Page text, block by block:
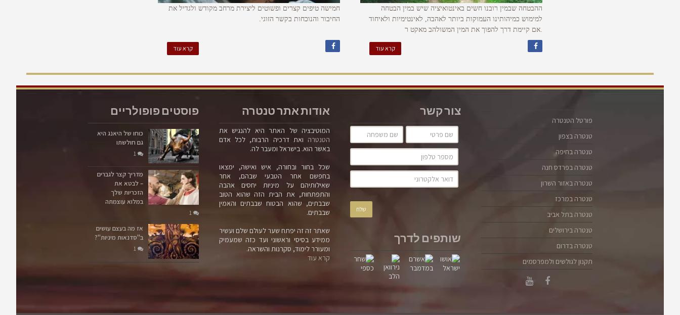
ההבטחה שבמין רובנו חשים באינטואיציה שיש במין הבטחה
למימוש כמיהותינו העמוקות ביותר לאהבה, לאינטימיות ולאיחוד
.אם קיימת דרך להפוך את המין המשולהב מאקט ר
קרא עוד
חמישה טיפים קצרים ופשוטים ליצירת מרחב מקודש ולגדיל את
החיבור והנוכחות בקשר הזוגי.
קרא עוד
פורטל הטנטרה
טנטרה בצפון
טנטרה בחיפה
טנטרה בפרדס חנה
טנטרה באזור השרון
טנטרה במרכז
טנטרה בתל אביב
טנטרה בירושלים
טנטרה בדרום
תקנון לגולשים ולמפרסמים
צור קשר
שותפים לדרך
אודות אתר טנטרה
המוטיבציה של האתר היא להנגיש את
הטנטרה ואת דרכיה הרבות, לכל אדם
באשר הוא. בישראל ומעבר לה.
שכל בחור ובחורה, איש ואישה, ימצאו
בחפשם אחר הטבעי שבהם, אחר
שאילותיהם על מיניות יחסים אהבה
והתפתחות, את הבית הזה שהוא הטוב
שבבתים, שהוא הבטוח שבבתים והאמין
שבבתים.
שאתר זה זה יפתח שער לעולם שלם ועשיר
ממידע בסיסי וראשוני ועד כזה שמעמיק
ומעורר לימוד, סקרנות והשראה.
קרא עוד
פוסטים פופולריים
כוחו של היאנג היא
גם חולשתו
1
מדריך קצר לגברים
– לבטא את
הזכריות שלך
במלוא עוצמתה
1
אז מה בעצם עושים
ב"סדנאות מיניות"?
1